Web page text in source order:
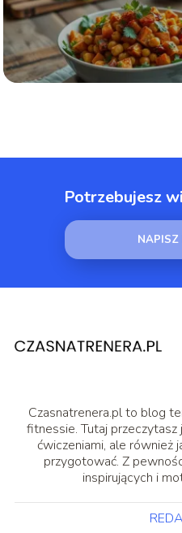
Potrzebujesz
NAPISZ
Czasnatrenera.pl to blog
fitnessie. Tutaj przeczytasz
ćwiczeniami, ale również
przygotować. Z
inspirujących i